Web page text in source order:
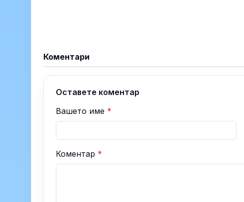
Коментари
Оставете коментар
Вашето име *
Коментар *